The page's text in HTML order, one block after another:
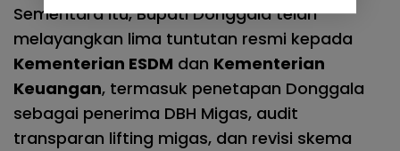
Sementara itu, Bupati Donggala telah
melayangkan lima tuntutan resmi kepada
Kementerian ESDM dan Kementerian
Keuangan, termasuk penetapan Donggala
sebagai penerima DBH Migas, audit
transparan lifting migas, dan revisi skema